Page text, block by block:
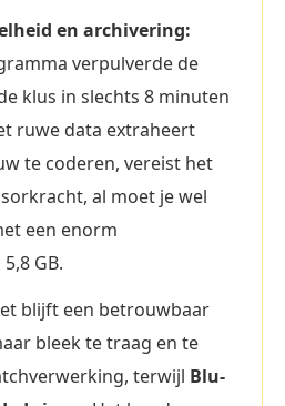
en archivering:
verpulverde de
klus in slechts 8 minuten
ruwe data extraheert
te coderen, vereist het
al moet je wel
een enorm
GB.
blijft een betrouwbaar
bleek te traag en te
terwijl Blu-